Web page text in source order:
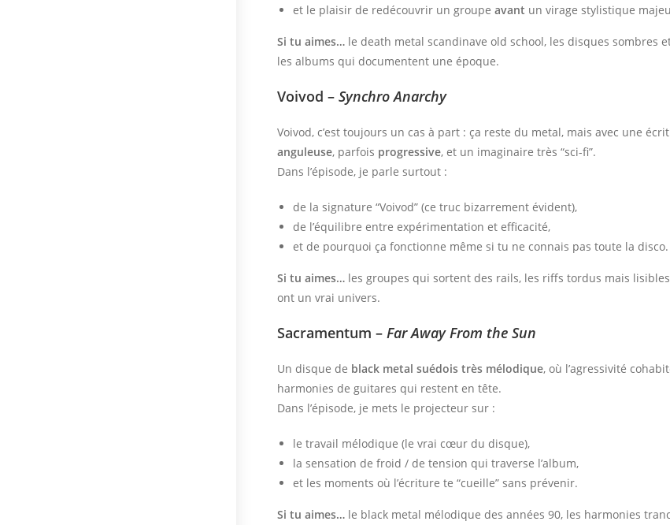
et le plaisir de redécouvrir un groupeavant un virage stylistique
Si tu aimes… le death metal scandinave old school, les disques sombres
les albums qui documentent une époque.
Voivod –Synchro Anarchy
Voivod, c’est toujours un cas à part : ça reste du metal, mais avec une
anguleuse, parfois progressive, et un imaginaire très “sci-fi”.
Dans l’épisode, je parle surtout :
de la signature “Voivod” (ce truc bizarrement évident),
de l’équilibre entre expérimentation et efficacité,
et de pourquoi ça fonctionne même si tu ne connais pas toute la disco.
Si tu aimes… les groupes qui sortent des rails, les riffs tordus mais
ont un vrai univers.
Sacramentum – Far Away From the Sun
Un disque de black metal suédois très mélodique, où l’agressivité
harmonies de guitares qui restent en tête.
Dans l’épisode, je mets le projecteur sur :
le travail mélodique (le vrai cœur du disque),
la sensation de froid / de tension qui traverse l’album,
et les moments où l’écriture te “cueille” sans prévenir.
Si tu aimes… le black metal mélodique des années 90, les harmonies